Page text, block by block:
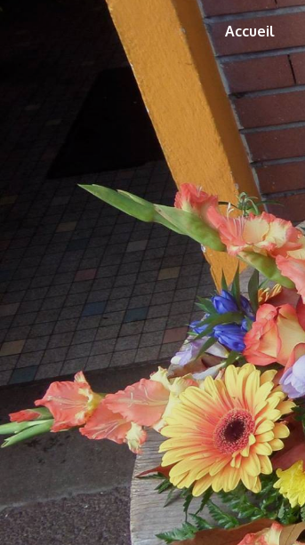
Panneau de gestion des cookies
Accueil